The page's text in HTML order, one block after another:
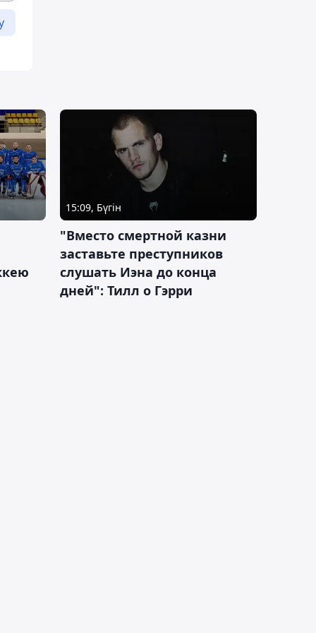
15:09, Бүгін
"Вместо смертной казни
заставьте преступников
слушать Иэна до конца
дней": Тилл о Гэрри